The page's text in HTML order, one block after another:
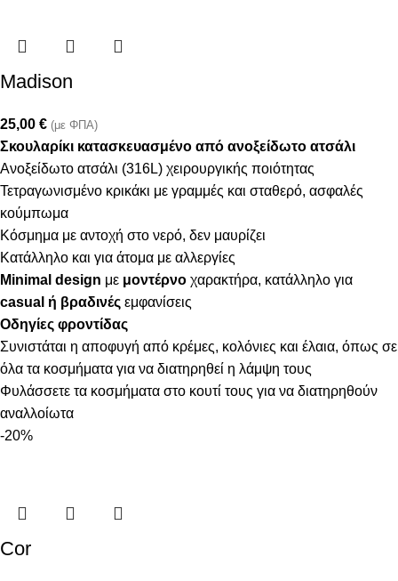
Madison
25,00 € (με ΦΠΑ)
Σκουλαρίκι κατασκευασμένο από ανοξείδωτο ατσάλι
Ανοξείδωτο ατσάλι (316L) χειρουργικής ποιότητας
Τετραγωνισμένο κρικάκι με γραμμές και σταθερό, ασφαλές
κούμπωμα
Κόσμημα με αντοχή στο νερό, δεν μαυρίζει
Κατάλληλο και για άτομα με αλλεργίες
Minimal design με μοντέρνο χαρακτήρα, κατάλληλο για
casual ή βραδινές εμφανίσεις
Οδηγίες φροντίδας
Συνιστάται η αποφυγή από κρέμες, κολόνιες και έλαια, όπως σε
όλα τα κοσμήματα για να διατηρηθεί η λάμψη τους
Φυλάσσετε τα κοσμήματα στο κουτί τους για να διατηρηθούν
αναλλοίωτα
-20%
Cor